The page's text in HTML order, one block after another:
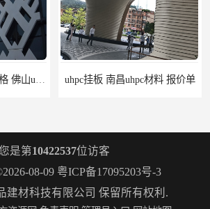
uhpc挂板 南昌uhpc材料 报价单
是第10422537位访客
08-09 粤ICP备17095203号-3
建材科技有限公司 保留所有权利.